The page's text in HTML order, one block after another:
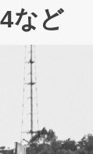
など